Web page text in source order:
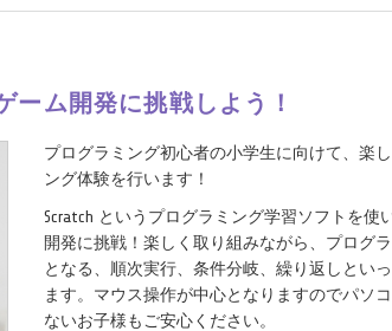
ーム開発に挑戦しよう！
プログラミング初心者の小学生に向けて、楽
ング体験を行います！
Scratch というプログラミング学習ソフトを使
開発に挑戦！楽しく取り組みながら、プログ
となる、順次実行、条件分岐、繰り返しとい
ます。マウス操作が中心となりますのでパソ
ないお子様もご安心ください。